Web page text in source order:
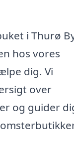
i Thurø
hos vores
dig. Vi
over
og guider